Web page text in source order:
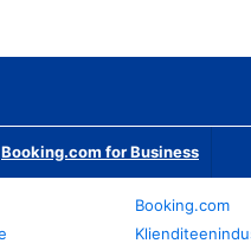
Booking.com for Business
Booking.com